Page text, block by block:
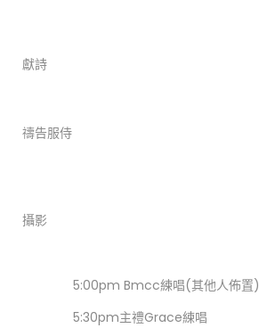
獻詩
禱告服侍
攝影
5:00pm Bmcc練唱(其他人佈置)
5:30pm主禮Grace練唱